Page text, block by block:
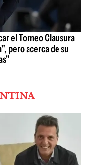
el Torneo Clausura
pero acerca de su